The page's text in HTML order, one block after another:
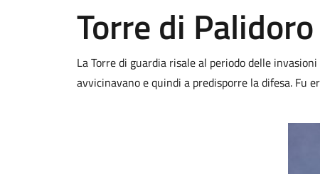
Torre di Palidoro
La Torre di guardia risale al periodo delle
avvicinavano e quindi a predisporre la difesa. Fu